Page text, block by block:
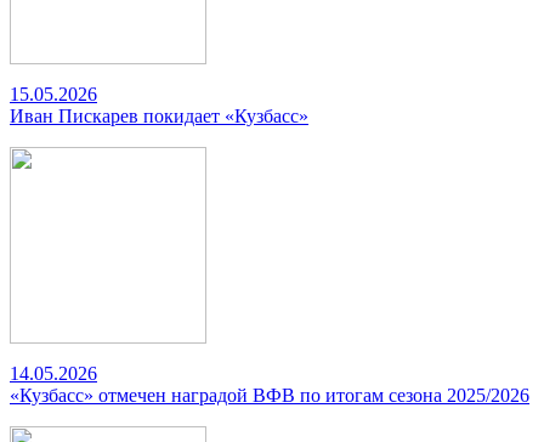
15.05.2026
Иван Пискарев покидает «Кузбасс»
14.05.2026
«Кузбасс» отмечен наградой ВФВ по итогам сезона 2025/2026